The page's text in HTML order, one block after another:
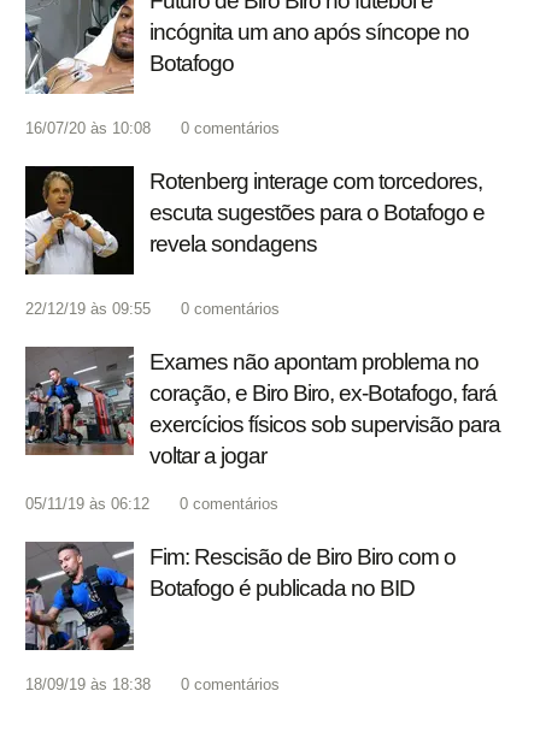
incógnita um ano após síncope no
Botafogo
16/07/20 às 10:08 0 comentários
Rotenberg interage com torcedores,
escuta sugestões para o Botafogo e
revela sondagens
22/12/19 às 09:55 0 comentários
Exames não apontam problema no
coração, e Biro Biro, ex-Botafogo, fará
exercícios físicos sob supervisão para
voltar a jogar
05/11/19 às 06:12 0 comentários
Fim: Rescisão de Biro Biro com o
Botafogo é publicada no BID
18/09/19 às 18:38 0 comentários